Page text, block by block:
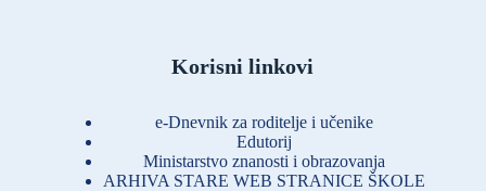
Korisni linkovi
e-Dnevnik za roditelje i učenike
Edutorij
Ministarstvo znanosti i obrazovanja
ARHIVA STARE WEB STRANICE ŠKOLE